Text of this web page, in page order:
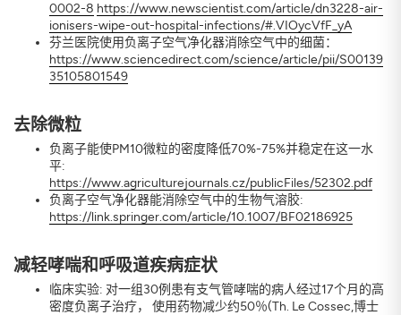
0002-8 https://www.newscientist.com/article/dn3228-air-
ionisers-wipe-out-hospital-infections/#.VIOycVfF_yA
芬兰医院使用负离子空气净化器消除空气中的细菌：
https://www.sciencedirect.com/science/article/pii/S00139
35105801549
去除微粒
负离子能使PM10微粒的密度降低70%-75%并稳定在这一水
平:
https://www.agriculturejournals.cz/publicFiles/52302.pdf
负离子空气净化器能消除空气中的生物气溶胶:
https://link.springer.com/article/10.1007/BF02186925
减轻哮喘和呼吸道疾病症状
临床实验: 对一组30例患有支气管哮喘的病人经过17个月的高
密度负离子治疗， 使用药物减少约50％(Th. Le Cossec,博士